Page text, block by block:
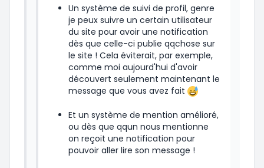
Un système de suivi de profil, genre
je peux suivre un certain utilisateur
du site pour avoir une notification
dès que celle-ci publie qqchose sur
le site ! Cela éviterait, par exemple,
comme moi aujourd'hui d'avoir
découvert seulement maintenant le
message que vous avez fait
Et un système de mention amélioré,
ou dès que qqun nous mentionne
on reçoit une notification pour
pouvoir aller lire son message !